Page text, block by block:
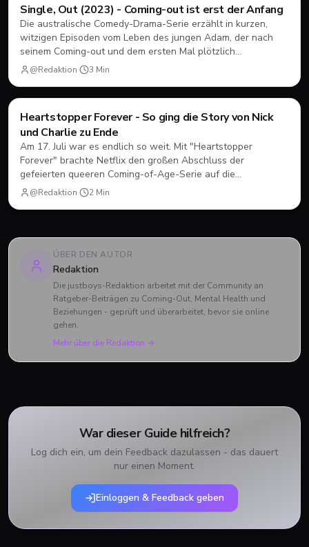
Filme & Serien
Single, Out (2023) - Coming-out ist erst der Anfang
Die australische Comedy-Drama-Serie erzählt in kurzen,
witzigen Episoden vom Leben des jungen Adam, der nach
seinem Coming-out und dem ersten Mal plötzlich
herausfinden muss, wie Dating, Freundschaft und Familie
unter neuen Vorzeichen funktionieren.
@Redaktion· 3 Min
Filme & Serien
Heartstopper Forever - So ging die Story von Nick
und Charlie zu Ende
Am 17. Juli war es endlich so weit. Mit "Heartstopper
Forever" brachte Netflix den großen Abschluss der
gefeierten queeren Coming-of-Age-Serie auf die
Bildschirme. Statt einer vierten Staffel gab es diesmal einen
abendfüllenden Spielfilm. Wir blicken zurück, wie sich Nick
@Redaktion· 2 Min
ÜBER DEN AUTOR
Redaktion
Die justboys-Redaktion arbeitet mit der Community an
Ratgeber-Beiträgen zu Coming-Out, Mental Health und
Beziehungen - geprüft und überarbeitet, bevor sie online
gehen.
Mehr über die Redaktion →
War dieser Guide hilfreich?
Log dich ein, um dein Feedback dazulassen - das dauert
nur einen Moment.
Einloggen & Feedback geben